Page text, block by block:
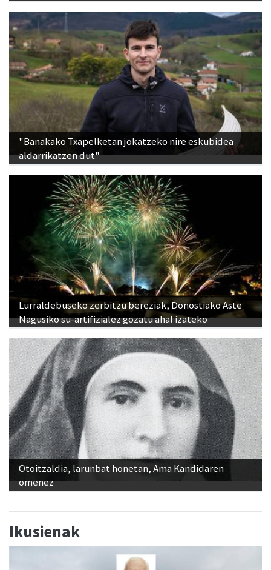
"Banakako Txapelketan jokatzeko nire eskubidea
aldarrikatzen dut"
Lurraldebuseko zerbitzu bereziak, Donostiako Aste
Nagusiko su-artifizialez gozatu ahal izateko
Otoitzaldia, larunbat honetan, Ama Kandidaren
omenez
Ikusienak